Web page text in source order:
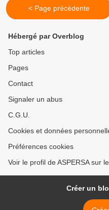
< Page précédente
Hébergé par Overblog
Top articles
Pages
Contact
Signaler un abus
C.G.U.
Cookies et données
Préférences cookies
Voir le profil de ASPERSA sur
Créer un